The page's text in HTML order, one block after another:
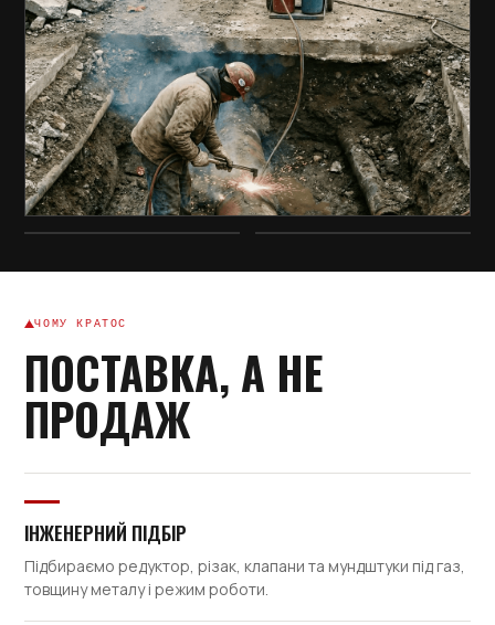
ЧОМУ КРАТОС
ПОСТАВКА, А НЕ
ПРОДАЖ
ІНЖЕНЕРНИЙ ПІДБІР
Підбираємо редуктор, різак, клапани та мундштуки під газ,
товщину металу і режим роботи.